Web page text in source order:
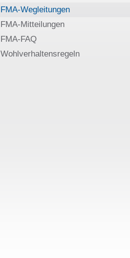
FMA-Wegleitungen
FMA-Mitteilungen
FMA-FAQ
Wohlverhaltensregeln